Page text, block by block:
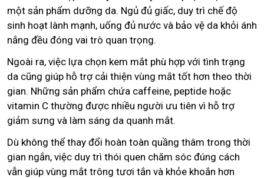
một sản phẩm dưỡng da. Ngủ đủ giấc, duy trì chế độ
sinh hoạt lành mạnh, uống đủ nước và bảo vệ da khỏi ánh
nắng đều đóng vai trò quan trọng.
Ngoài ra, việc lựa chọn kem mắt phù hợp với tình trạng
da cũng giúp hỗ trợ cải thiện vùng mắt tốt hơn theo thời
gian. Những sản phẩm chứa caffeine, peptide hoặc
vitamin C thường được nhiều người ưu tiên vì hỗ trợ
giảm sưng và làm sáng da quanh mắt.
Dù không thể thay đổi hoàn toàn quầng thâm trong thời
gian ngắn, việc duy trì thói quen chăm sóc đúng cách
vẫn giúp vùng mắt trông tươi tắn và khỏe khoắn hơn